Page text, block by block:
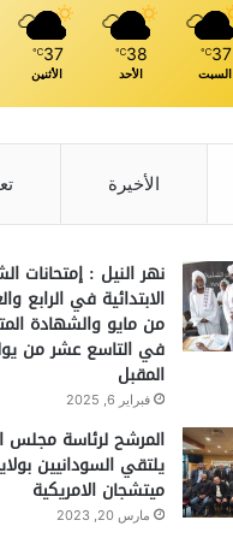
37
℃
السبت
38
℃
الأحد
37
℃
الأثنين
الأخيرة
نهر النيل : إمتحانات
الابتدائية في الرابع
من مايو والشهادة
في التاسع عشر من
المقبل
فبراير 6, 2025
المرشح لرئاسة مجلس
يلتقي السودانيين
ميتشجان الامريكية
مارس 20, 2023